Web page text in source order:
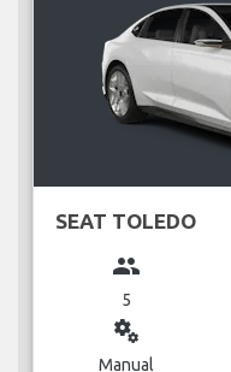
SEAT TOLEDO
group
5
miscellaneous_services
Manual